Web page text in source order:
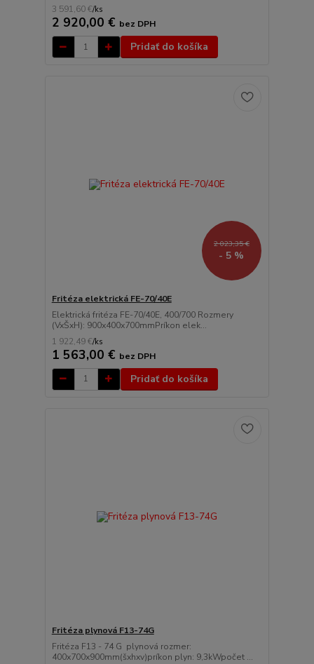
3 591,60 €/ks
2 920,00 € bez DPH
Pridať do košíka
2 023,35 €
- 5 %
Fritéza elektrická FE-70/40E
Elektrická fritéza FE-70/40E, 400/700 Rozmery
(VxŠxH): 900x400x700mmPríkon elek...
1 922,49 €/ks
1 563,00 € bez DPH
Pridať do košíka
Fritéza plynová F13-74G
Fritéza F13 - 74 G plynová rozmer:
400x700x900mm(šxhxv)príkon plyn: 9,3kWpočet ...